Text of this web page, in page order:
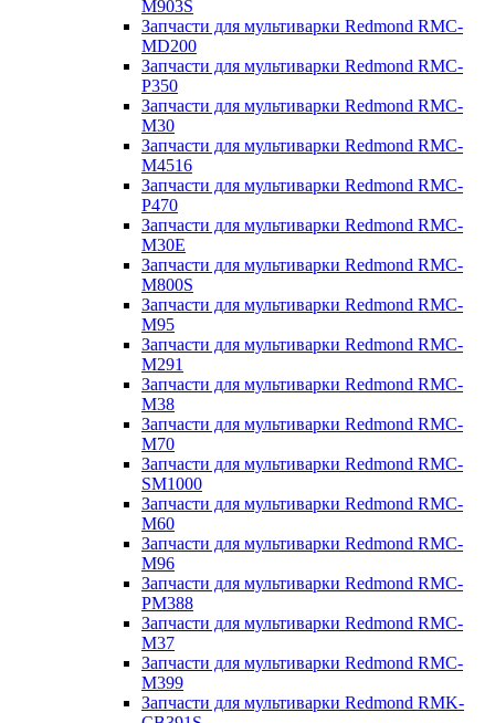
M903S
Запчасти для мультиварки Redmond RMC-
MD200
Запчасти для мультиварки Redmond RMC-
P350
Запчасти для мультиварки Redmond RMC-
M30
Запчасти для мультиварки Redmond RMC-
M4516
Запчасти для мультиварки Redmond RMC-
P470
Запчасти для мультиварки Redmond RMC-
M30E
Запчасти для мультиварки Redmond RMC-
M800S
Запчасти для мультиварки Redmond RMC-
M95
Запчасти для мультиварки Redmond RMC-
M291
Запчасти для мультиварки Redmond RMC-
M38
Запчасти для мультиварки Redmond RMC-
M70
Запчасти для мультиварки Redmond RMC-
SM1000
Запчасти для мультиварки Redmond RMC-
M60
Запчасти для мультиварки Redmond RMC-
M96
Запчасти для мультиварки Redmond RMC-
PM388
Запчасти для мультиварки Redmond RMC-
M37
Запчасти для мультиварки Redmond RMC-
M399
Запчасти для мультиварки Redmond RMK-